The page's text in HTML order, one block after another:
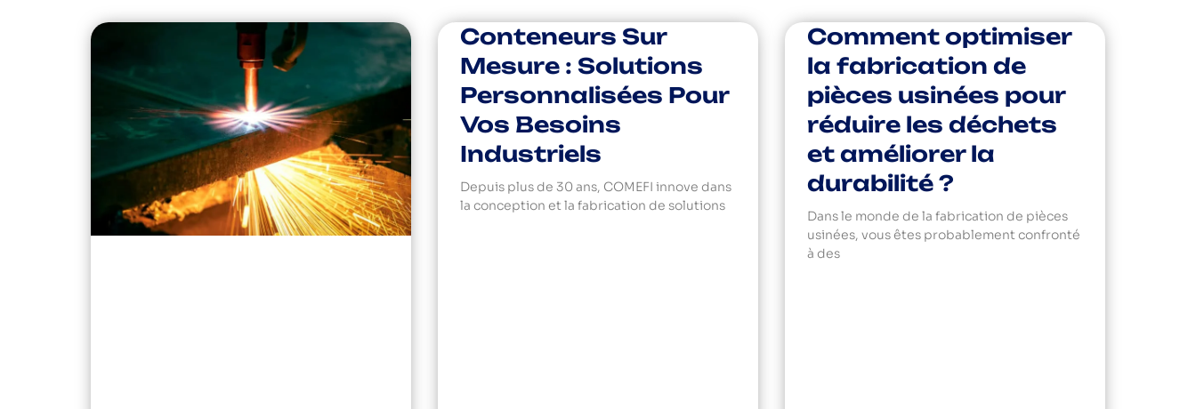
Conteneurs Sur
Mesure : Solutions
Personnalisées Pour
Vos Besoins
Industriels
Depuis plus de 30 ans, COMEFI innove dans
la conception et la fabrication de solutions
Comment optimiser
la fabrication de
pièces usinées pour
réduire les déchets
et améliorer la
durabilité ?
Dans le monde de la fabrication de pièces
usinées, vous êtes probablement confronté
à des